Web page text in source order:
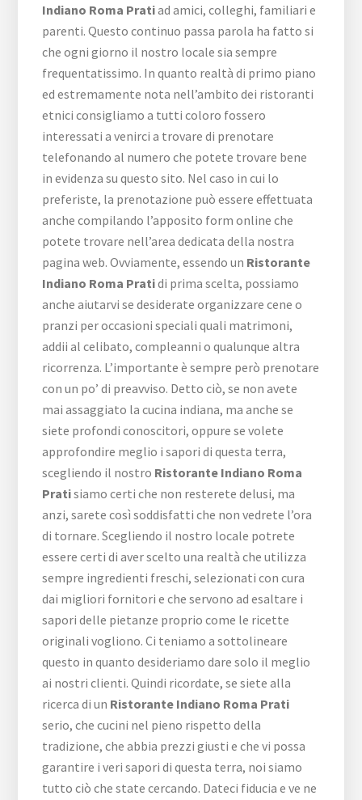
Indiano Roma Pratiad amici, colleghi, familiari e
parenti. Questo continuo passa parola ha fatto si
che ogni giorno il nostro locale sia sempre
frequentatissimo. In quanto realtà di primo piano
ed estremamente nota nell’ambito dei ristoranti
etnici consigliamo a tutti coloro fossero
interessati a venirci a trovare di prenotare
telefonando al numero che potete trovare bene
in evidenza su questo sito. Nel caso in cui lo
preferiste, la prenotazione può essere effettuata
anche compilando l’apposito form online che
potete trovare nell’area dedicata della nostra
pagina web. Ovviamente, essendo un Ristorante
Indiano Roma Pratidi prima scelta, possiamo
anche aiutarvi se desiderate organizzare cene o
pranzi per occasioni speciali quali matrimoni,
addii al celibato, compleanni o qualunque altra
ricorrenza. L’importante è sempre però prenotare
con un po’ di preavviso. Detto ciò, se non avete
mai assaggiato la cucina indiana, ma anche se
siete profondi conoscitori, oppure se volete
approfondire meglio i sapori di questa terra,
scegliendo il nostro Ristorante Indiano Roma
Pratisiamo certi che non resterete delusi, ma
anzi, sarete così soddisfatti che non vedrete l’ora
di tornare. Scegliendo il nostro locale potrete
essere certi di aver scelto una realtà che utilizza
sempre ingredienti freschi, selezionati con cura
dai migliori fornitori e che servono ad esaltare i
sapori delle pietanze proprio come le ricette
originali vogliono. Ci teniamo a sottolineare
questo in quanto desideriamo dare solo il meglio
ai nostri clienti. Quindi ricordate, se siete alla
ricerca di un Ristorante Indiano Roma Prati
serio, che cucini nel pieno rispetto della
tradizione, che abbia prezzi giusti e che vi possa
garantire i veri sapori di questa terra, noi siamo
tutto ciò che state cercando. Dateci fiducia e ve ne